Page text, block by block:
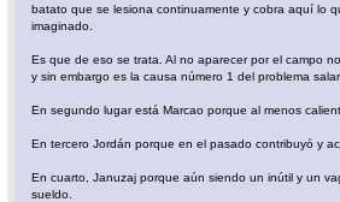
batato que se lesiona continuamente y cobra aquí lo
imaginado.
Es que de eso se trata. Al no aparecer por el campo
y sin embargo es la causa número 1 del problema
En segundo lugar está Marcao porque al menos
En tercero Jordán porque en el pasado contribuyó y
En cuarto, Januzaj porque aún siendo un inútil y un
sueldo.